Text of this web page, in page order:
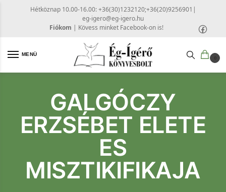
Hétköznap 10.00-16.00: +36(30)1232120;+36(20)9256901 |
eg-igero@eg-igero.hu
Fiókom | Kövess minket Facebook-on is!
MENÜ
0
GALGÓCZY
ERZSÉBET ELETE
ES
MISZTIKIFIKAJA